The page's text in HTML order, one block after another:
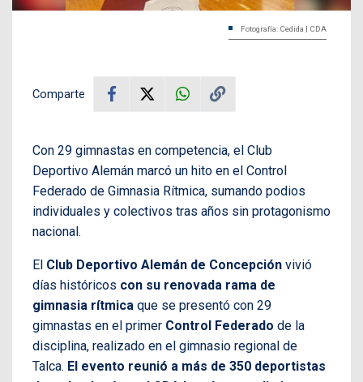
Fotografía: Cedida | CDA
Comparte
Con 29 gimnastas en competencia, el Club
Deportivo Alemán marcó un hito en el Control
Federado de Gimnasia Rítmica, sumando podios
individuales y colectivos tras años sin protagonismo
nacional.
El Club Deportivo Alemán de Concepción vivió
días históricos con su renovada rama de
gimnasia rítmica que se presentó con 29
gimnastas en el primer Control Federado de la
disciplina, realizado en el gimnasio regional de
Talca. El evento reunió a más de 350 deportistas